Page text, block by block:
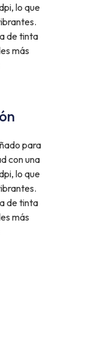
lo que
de tinta
más
para
con una
lo que
de tinta
más